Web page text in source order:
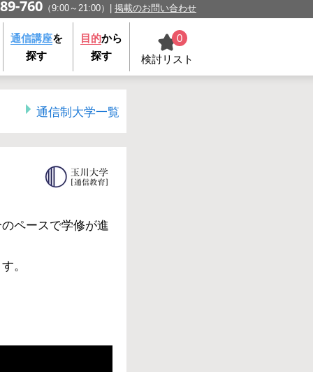
760 （9:00～21:00） 掲載のお問い合わせ
通信講座を
探す
目的から
探す
0
検討リスト
通信制大学一覧
ペースで学修が進
。